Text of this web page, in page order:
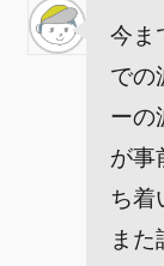
今ま
での
ーの
が事
ち着
また